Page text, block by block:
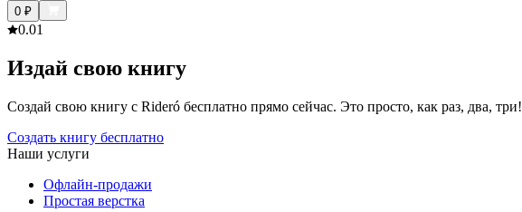
0 ₽
0.01
Издай свою книгу
Создай свою книгу с Rideró бесплатно прямо сейчас. Это просто, как раз, два, три!
Создать книгу бесплатно
Наши услуги
Офлайн-продажи
Простая верстка